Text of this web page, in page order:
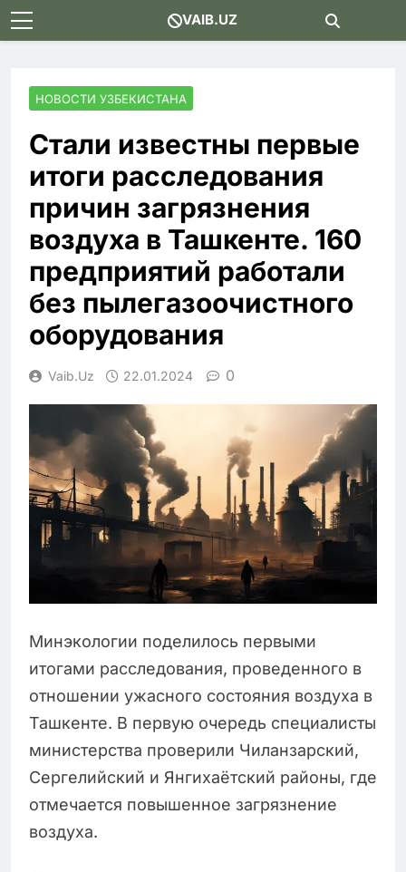
Skip
to
VAIB.UZ
НОВОСТИ УЗБЕКИСТАНА
Стали известны первые
итоги расследования
причин загрязнения
воздуха в Ташкенте. 160
предприятий работали
без пылегазоочистного
оборудования
Vaib.uz 22.01.2024 0
Минэкологии поделилось первыми
итогами расследования, проведенного в
отношении ужасного состояния воздуха в
Ташкенте. В первую очередь специалисты
министерства проверили Чиланзарский,
Сергелийский и Янгихаётский районы, где
отмечается повышенное загрязнение
воздуха.